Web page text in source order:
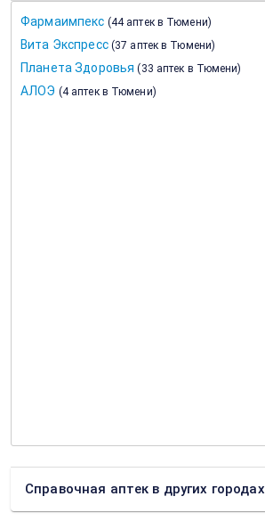
Фармаимпекс (44 аптек в Тюмени)
Вита Экспресс (37 аптек в Тюмени)
Планета Здоровья ( 33 аптек в Тюмени)
АЛОЭ (4 аптек в Тюмени)
Справочная аптек в других городах